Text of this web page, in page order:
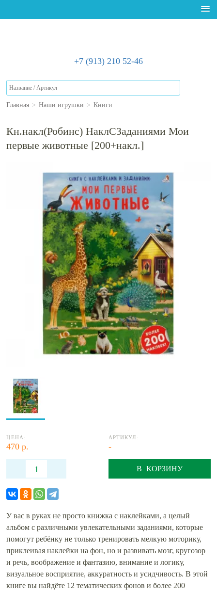
+7 (913) 210 52-46
Главная > Наши игрушки > Книги
Кн.накл(Робинс) НаклСЗаданиями Мои
первые животные [200+накл.]
ЦЕНА:
470 р.
АРТИКУЛ:
-
В КОРЗИНУ
У вас в руках не просто книжка с наклейками, а целый
альбом с различными увлекательными заданиями, которые
помогут ребёнку не только тренировать мелкую моторику,
приклеивая наклейки на фон, но и развивать мозг, кругозор
и речь, воображение и фантазию, внимание и логику,
визуальное восприятие, аккуратность и усидчивость. В этой
книге вы найдёте 12 тематических фонов и более 200